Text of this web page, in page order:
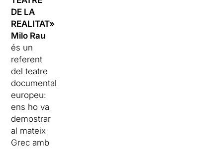
DE LA
REALITAT»
Milo Rau
és un
referent
del teatre
documental
europeu:
ens ho va
demostrar
al mateix
Grec amb